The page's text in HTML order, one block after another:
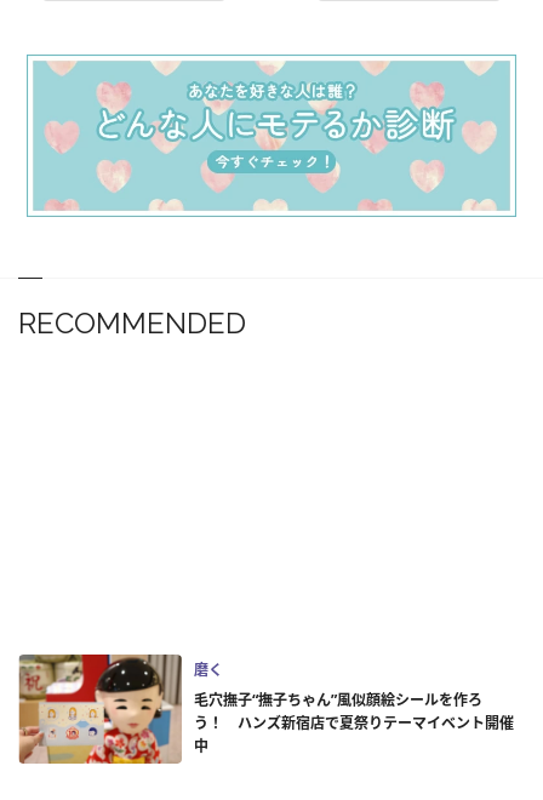
RECOMMENDED
磨く
毛穴撫子“撫子ちゃん”風似顔絵シールを作ろ
う！ ハンズ新宿店で夏祭りテーマイベント開催
中